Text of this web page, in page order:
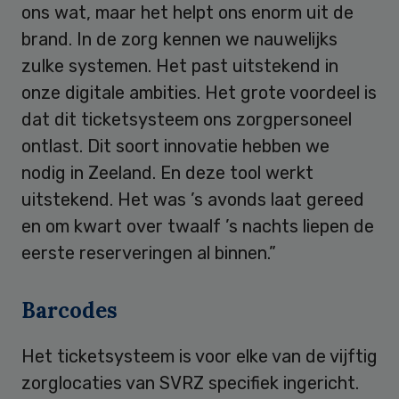
ons wat, maar het helpt ons enorm uit de
brand. In de zorg kennen we nauwelijks
zulke systemen. Het past uitstekend in
onze digitale ambities. Het grote voordeel is
dat dit ticketsysteem ons zorgpersoneel
ontlast. Dit soort innovatie hebben we
nodig in Zeeland. En deze tool werkt
uitstekend. Het was ’s avonds laat gereed
en om kwart over twaalf ’s nachts liepen de
eerste reserveringen al binnen.”
Barcodes
Het ticketsysteem is voor elke van de vijftig
zorglocaties van SVRZ specifiek ingericht.